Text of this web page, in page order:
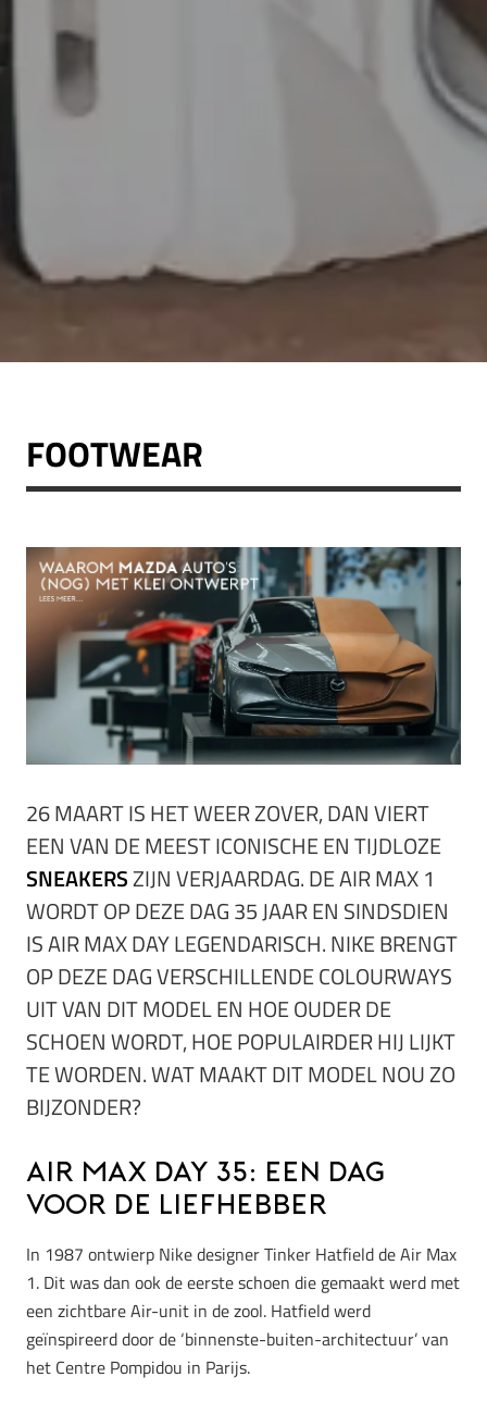
FOOTWEAR
26 MAART IS HET WEER ZOVER, DAN VIERT
EEN VAN DE MEEST ICONISCHE EN TIJDLOZE
SNEAKERSZIJN VERJAARDAG.DE AIR MAX 1
WORDT OP DEZE DAG 35 JAAR EN SINDSDIEN
IS AIR MAX DAY LEGENDARISCH.NIKE BRENGT
OP DEZE DAG VERSCHILLENDE COLOURWAYS
UIT VAN DIT MODEL EN HOE OUDER DE
SCHOEN WORDT, HOE POPULAIRDER HIJ LIJKT
TE WORDEN. WAT MAAKT DIT MODEL NOU ZO
BIJZONDER?
Air Max Day 35: een dag
voor de liefhebber
In 1987 ontwierp Nike designer Tinker Hatfield de Air Max
1. Dit was dan ook de eerste schoen die gemaakt werd met
een zichtbare Air-unit in de zool. Hatfield werd
geïnspireerd door de ‘binnenste-buiten-architectuur’ van
het Centre Pompidou in Parijs.